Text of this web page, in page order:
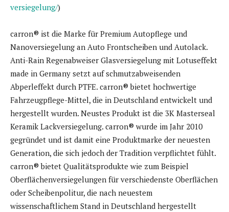
versiegelung/)
carron® ist die Marke für Premium Autopflege und
Nanoversiegelung an Auto Frontscheiben und Autolack.
Anti-Rain Regenabweiser Glasversiegelung mit Lotuseffekt
made in Germany setzt auf schmutzabweisenden
Abperleffekt durch PTFE. carron® bietet hochwertige
Fahrzeugpflege-Mittel, die in Deutschland entwickelt und
hergestellt wurden. Neustes Produkt ist die 3K Masterseal
Keramik Lackversiegelung. carron® wurde im Jahr 2010
gegründet und ist damit eine Produktmarke der neuesten
Generation, die sich jedoch der Tradition verpflichtet fühlt.
carron® bietet Qualitätsprodukte wie zum Beispiel
Oberflächenversiegelungen für verschiedenste Oberflächen
oder Scheibenpolitur, die nach neuestem
wissenschaftlichem Stand in Deutschland hergestellt